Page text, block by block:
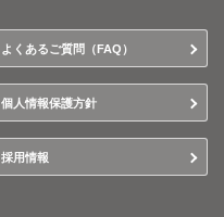
よくあるご質問（FAQ）
個人情報保護方針
採用情報